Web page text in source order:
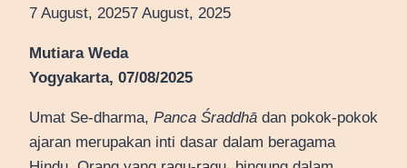
7 August, 20257 August, 2025
Mutiara Weda
Yogyakarta, 07/08/2025
Umat Se-dharma, Panca Śraddhā dan pokok-pokok
ajaran merupakan inti dasar dalam beragama